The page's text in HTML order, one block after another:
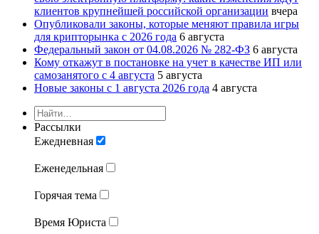
клиентов крупнейшей российской организации вчера
Опубликовали законы, которые меняют правила игры
для крипторынка с 2026 года 6 августа
Федеральный закон от 04.08.2026 № 282-ФЗ 6 августа
Кому откажут в постановке на учет в качестве ИП или
самозанятого с 4 августа 5 августа
Новые законы с 1 августа 2026 года 4 августа
Рассылки
Ежедневная
Еженедельная
Горячая тема
Время Юриста